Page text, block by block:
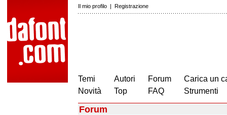
Il mio profilo | Registrazione
Temi
Novità
Autori
Top
Forum
FAQ
Carica un
Strumenti
Forum